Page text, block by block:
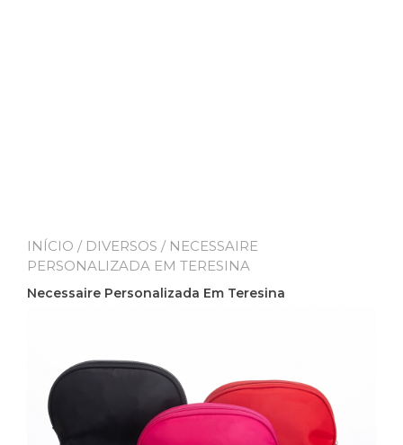
INÍCIO / DIVERSOS / NECESSAIRE
PERSONALIZADA EM TERESINA
Necessaire Personalizada Em Teresina